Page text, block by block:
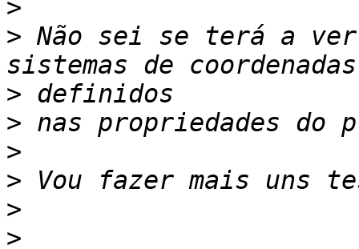
>
> Não sei se terá a
>
>
>
>
>
>